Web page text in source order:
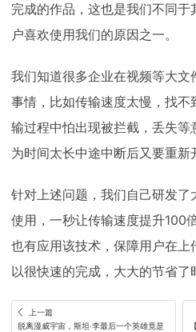
完成的作品，这也是我们不同
户喜欢使用我们的原因之一。
我们知道很多企业在视频等大
事情，比如传输速度太慢，找
输过程中怕出现被拦截，丢失
为时间太长中途中断后又要重新
针对上述问题，我们自己研发
使用，一秒让传输速度提升100
也有应用该技术，保障用户在
以很快速的完成，大大的节省了
上一篇
脱离漫威宇宙，斯坦·李最后一个英雄竟是